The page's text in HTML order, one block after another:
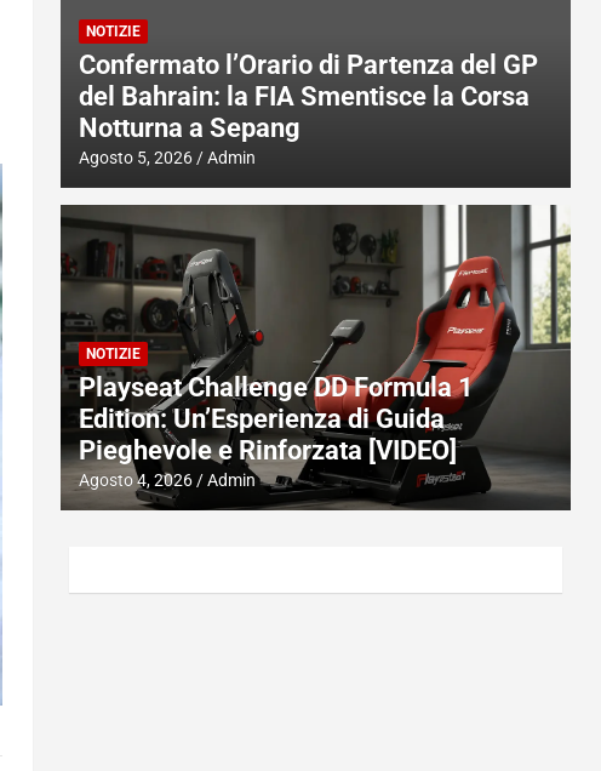
NOTIZIE
Confermato l’Orario di Partenza del GP
del Bahrain: la FIA Smentisce la Corsa
Notturna a Sepang
Agosto 5, 2026 Admin
NOTIZIE
Playseat Challenge DD Formula 1
Edition: Un’Esperienza di Guida
Pieghevole e Rinforzata [VIDEO]
Agosto 4, 2026 Admin